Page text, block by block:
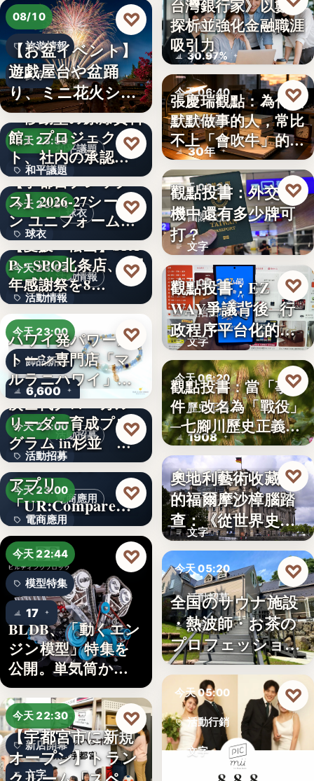
08/10
旅遊情報
文字
【お盆イベント】
遊戯屋台や盆踊
り、ミニ花火ショ
ーなど～夏…
♡
和平議題
今天 23:59
和平議題
86.6
「移動型の原爆資料
館」プロジェク
ト、社内の承認を
経て始動
♡
球衣
今天 23:54
球衣
35%
【宇都宮ブレック
ス】2026-27シーズ
ン ユニフォーム…
♡
活動情報
今天 23:03
活動情報
9
【愛媛・松山】SPA
P・SPO北条店、2周
年感謝祭を8…
♡
今天 23:00
飾品新品
6,600
ハワイ発パワース
トーン専門店「マ
ルラニハワイ」よ
り、海を…
♡
活動招募
今天 23:00
活動招募
5
次世代グローカル
リーダー育成プロ
グラム in杉並 募
集中…
♡
電商應用
今天 23:00
電商應用
文字
【海外向け】EC
アプリ
「UR:Compare
＆…
♡
今天 22:44
模型特集
17
BLDB、「動くエン
ジン模型」特集を
公開。単気筒から
V8…
♡
今天 22:30
新店開幕
文字
【宇都宮市に新規
オープン】トラン
♡
金融職涯
30.97%
台灣銀行家》以數字
探析並強化金融職涯
吸引力
今天 06:40
職場觀察
30年
張慶瑞觀點：為什麼
默默做事的人，常比
不上「會吹牛」的人
？
♡
今天 06:30
國際政治
文字
觀點投書：外交危
機中還有多少牌可
打？
♡
今天 06:25
法治治理
文字
觀點投書：EZ
WAY爭議背後─行
政程序平台化的法
治缺口
♡
今天 06:20
歷史正義
1908
觀點投書：當「事
件」改名為「戰役」
─七腳川歷史正義不
能停…
♡
今天 06:00
樟腦史
文字
奧地利藝術收藏家
的福爾摩沙樟腦踏
查：《從世界史看
德意志帝…
♡
今天 05:20
活動招募
文字
全国のサウナ施設
・熱波師・お茶の
プロフェッショナ
ル募集！…
♡
今天 05:00
活動行銷
文字
♡